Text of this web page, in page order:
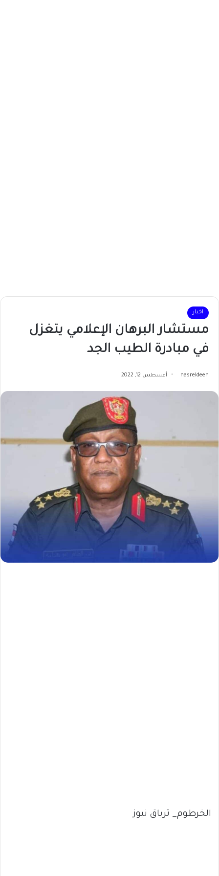
اخبار
مستشار البرهان الإعلامي يتغزل
في مبادرة الطيب الجد
nasreldeen أغسطس 12, 2022
الخرطوم_ ترياق نيوز